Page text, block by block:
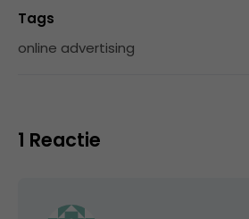
Tags
online advertising
1 Reactie